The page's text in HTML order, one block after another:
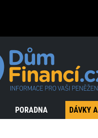
PORADNA DÁVKY